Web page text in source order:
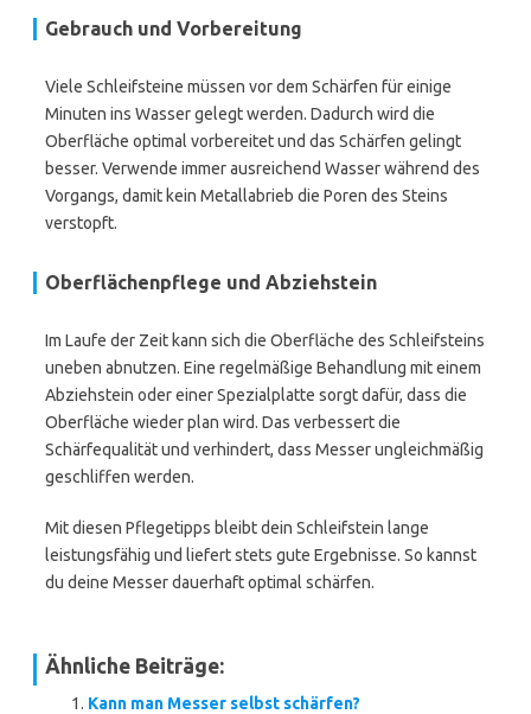
Gebrauch und Vorbereitung
Viele Schleifsteine müssen vor dem Schärfen für einige
Minuten ins Wasser gelegt werden. Dadurch wird die
Oberfläche optimal vorbereitet und das Schärfen gelingt
besser. Verwende immer ausreichend Wasser während des
Vorgangs, damit kein Metallabrieb die Poren des Steins
verstopft.
Oberflächenpflege und Abziehstein
Im Laufe der Zeit kann sich die Oberfläche des Schleifsteins
uneben abnutzen. Eine regelmäßige Behandlung mit einem
Abziehstein oder einer Spezialplatte sorgt dafür, dass die
Oberfläche wieder plan wird. Das verbessert die
Schärfequalität und verhindert, dass Messer ungleichmäßig
geschliffen werden.
Mit diesen Pflegetipps bleibt dein Schleifstein lange
leistungsfähig und liefert stets gute Ergebnisse. So kannst
du deine Messer dauerhaft optimal schärfen.
Ähnliche Beiträge:
Kann man Messer selbst schärfen?